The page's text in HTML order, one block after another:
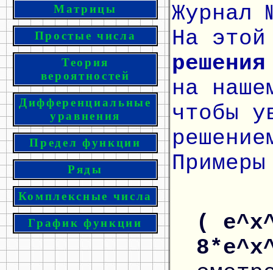
Матрицы
Простые числа
Теория
вероятностей
Дифференциальные
уравнения
Предел функции
Ряды
Комплексные числа
График функции
Журнал
На
на
чтобы
(